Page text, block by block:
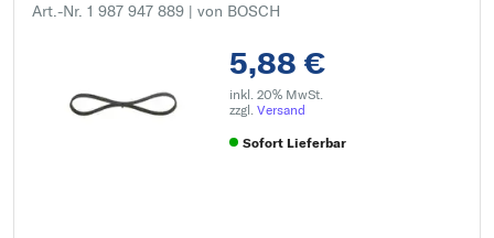
Art.-Nr. 1 987 947 889 | von BOSCH
5,88 €
inkl. 20% MwSt.
zzgl. Versand
Sofort Lieferbar